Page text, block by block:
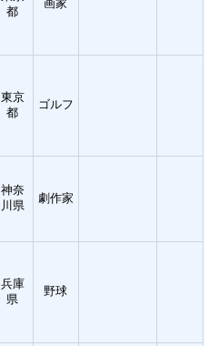
都
画家
東京
都
ゴルフ
神奈
川県
劇作家
兵庫
県
野球